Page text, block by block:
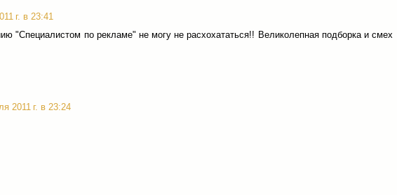
г. в 23:41
"Специалистом по рекламе" не могу не расхохататься!! Великолепная подборка и смех
2011 г. в 23:24